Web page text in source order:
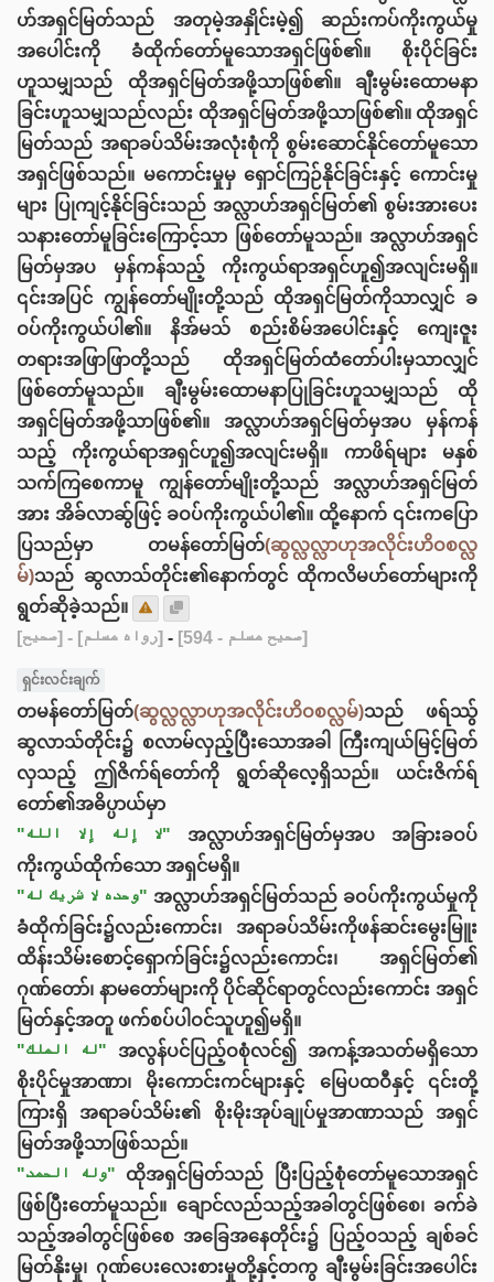
ဟ်အရှင်မြတ်သည် အတုမဲ့အနှိုင်းမဲ့၍ ဆည်းကပ်ကိုးကွယ်မှု
အပေါင်းကို ခံထိုက်တော်မူသောအရှင်ဖြစ်၏။ စိုးပိုင်ခြင်း
ဟူသမျှသည် ထိုအရှင်မြတ်အဖို့သာဖြစ်၏။ ချီးမွမ်းထောမနာ
ခြင်းဟူသမျှသည်လည်း ထိုအရှင်မြတ်အဖို့သာဖြစ်၏။ ထိုအရှင်
မြတ်သည် အရာခပ်သိမ်းအလုံးစုံကို စွမ်းဆောင်နိုင်တော်မူသော
အရှင်ဖြစ်သည်။ မကောင်းမှုမှ ရှောင်ကြဉ်နိုင်ခြင်းနှင့် ကောင်းမှု
များ ပြုကျင့်နိုင်ခြင်းသည် အလ္လာဟ်အရှင်မြတ်၏ စွမ်းအားပေး
သနားတော်မူခြင်းကြောင့်သာ ဖြစ်တော်မူသည်။ အလ္လာဟ်အရှင်
မြတ်မှအပ မှန်ကန်သည့် ကိုးကွယ်ရာအရှင်ဟူ၍အလျင်းမရှိ။
၎င်းအပြင် ကျွန်တော်မျိုးတို့သည် ထိုအရှင်မြတ်ကိုသာလျှင် ခ
ဝပ်ကိုးကွယ်ပါ၏။ နိအ်မသ် စည်းစိမ်အပေါင်းနှင့် ကျေးဇူး
တရားအဖြာဖြာတို့သည် ထိုအရှင်မြတ်ထံတော်ပါးမှသာလျှင်
ဖြစ်တော်မူသည်။ ချီးမွမ်းထောမနာပြုခြင်းဟူသမျှသည် ထို
အရှင်မြတ်အဖို့သာဖြစ်၏။ အလ္လာဟ်အရှင်မြတ်မှအပ မှန်ကန်
သည့် ကိုးကွယ်ရာအရှင်ဟူ၍အလျင်းမရှိ။ ကာဖိရ်များ မနှစ်
သက်ကြစေကာမူ ကျွန်တော်မျိုးတို့သည် အလ္လာဟ်အရှင်မြတ်
အား အိခ်လာဆွ်ဖြင့် ခဝပ်ကိုးကွယ်ပါ၏။ ထို့နောက် ၎င်းကပြော
ပြသည်မှာ တမန်တော်မြတ်(ဆွလ္လလ္လာဟုအလိုင်းဟိဝစလ္လ
မ်)သည် ဆွလာသ်တိုင်း၏နောက်တွင် ထိုကလိမဟ်တော်များကို
ရွတ်ဆိုခဲ့သည်။
[صحيح]
- [رواه مسلم] - [صحيح مسلم - 594]
ရှင်းလင်းချက်
တမန်တော်မြတ်(ဆွလ္လလ္လာဟုအလိုင်းဟိဝစလ္လမ်)သည် ဖရ်ဿ်ွ
ဆွလာသ်တိုင်း၌ စလာမ်လှည့်ပြီးသောအခါ ကြီးကျယ်မြင့်မြတ်
လှသည့် ဤဇိက်ရ်တော်ကို ရွတ်ဆိုလေ့ရှိသည်။ ယင်းဇိက်ရ်
တော်၏အဓိပ္ပာယ်မှာ
"لا إله إلا الله" အလ္လာဟ်အရှင်မြတ်မှအပ အခြားခဝပ်
ကိုးကွယ်ထိုက်သော အရှင်မရှိ။
"وحده لا شريك له" အလ္လာဟ်အရှင်မြတ်သည် ခဝပ်ကိုးကွယ်မှုကို
ခံထိုက်ခြင်း၌လည်းကောင်း၊ အရာခပ်သိမ်းကိုဖန်ဆင်းမွေးမြူး
ထိန်းသိမ်းစောင့်ရှောက်ခြင်း၌လည်းကောင်း၊ အရှင်မြတ်၏
ဂုဏ်တော်၊ နာမတော်များကို ပိုင်ဆိုင်ရာတွင်လည်းကောင်း အရှင်
မြတ်နှင့်အတူ ဖက်စပ်ပါဝင်သူဟူ၍မရှိ။
"له الملك" အလွန်ပင်ပြည့်ဝစုံလင်၍ အကန့်အသတ်မရှိသော
စိုးပိုင်မှုအာဏာ၊ မိုးကောင်းကင်များနှင့် မြေပထဝီနှင့် ၎င်းတို့
ကြားရှိ အရာခပ်သိမ်း၏ စိုးမိုးအုပ်ချုပ်မှုအာဏာသည် အရှင်
မြတ်အဖို့သာဖြစ်သည်။
"وله الحمد" ထိုအရှင်မြတ်သည် ပြီးပြည့်စုံတော်မူသောအရှင်
ဖြစ်ပြီးတော်မူသည်။ ချောင်လည်သည့်အခါတွင်ဖြစ်စေ၊ ခက်ခဲ
သည့်အခါတွင်ဖြစ်စေ အခြေအနေတိုင်း၌ ပြည့်ဝသည့် ချစ်ခင်
မြတ်နိုးမှု၊ ဂုဏ်ပေးလေးစားမှုတို့နှင့်တကွ ချီးမွမ်းခြင်းအပေါင်း